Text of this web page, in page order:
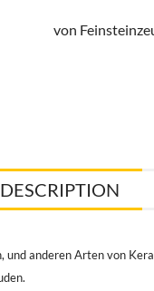
von
DESCRIPTION
anderen Arten von